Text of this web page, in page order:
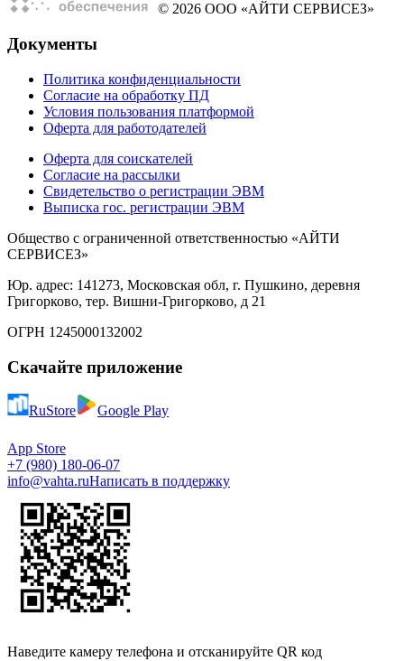
© 2026 ООО «АЙТИ СЕРВИСЕЗ»
Документы
Политика конфиденциальности
Согласие на обработку ПД
Условия пользования платформой
Оферта для работодателей
Оферта для соискателей
Согласие на рассылки
Свидетельство о регистрации ЭВМ
Выписка гос. регистрации ЭВМ
Общество с ограниченной ответственностью «АЙТИ
СЕРВИСЕЗ»
Юр. адрес: 141273, Московская обл, г. Пушкино, деревня
Григорково, тер. Вишни-Григорково, д 21
ОГРН 1245000132002
Скачайте приложение
RuStore Google Play
App Store
+7 (980) 180-06-07
info@vahta.ruНаписать в поддержку
Наведите камеру телефона и отсканируйте QR код